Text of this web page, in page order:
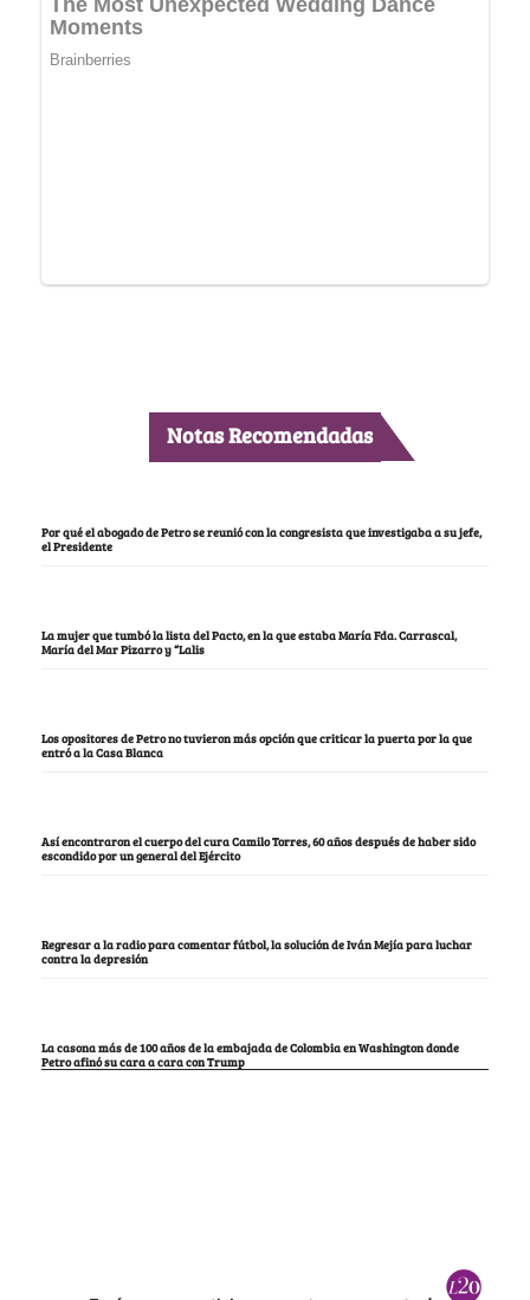
Notas Recomendadas
Por qué el abogado de Petro se reunió con la congresista que investigaba a su jefe,
el Presidente
La mujer que tumbó la lista del Pacto, en la que estaba María Fda. Carrascal,
María del Mar Pizarro y “Lalis
Los opositores de Petro no tuvieron más opción que criticar la puerta por la que
entró a la Casa Blanca
Así encontraron el cuerpo del cura Camilo Torres, 60 años después de haber sido
escondido por un general del Ejército
Regresar a la radio para comentar fútbol, la solución de Iván Mejía para luchar
contra la depresión
La casona más de 100 años de la embajada de Colombia en Washington donde
Petro afinó su cara a cara con Trump